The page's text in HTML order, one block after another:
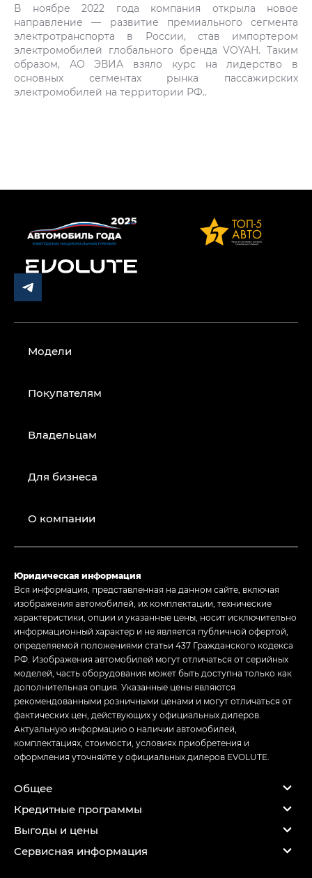
В ноябре 2022 года компания открыла новое
направление — развитие премиального сегмента
электротранспорта в России, став импортером
электромобилей глобального бренда VOYAH. Таким
образом, АО ЭВИА взяло курс на лидерство в
основных сегментах рынка пассажирских
электромобилей на территории РФ..
Модели
Покупателям
Владельцам
Для бизнеса
О компании
Юридическая информация
Вся информация, представленная на данном сайте, включая
изображения автомобилей, их комплектации, технические
характеристики, опции и указанные цены, носит исключительно
информационный характер и не является публичной офертой,
определяемой положениями статьи 437 Гражданского кодекса
РФ. Изображения автомобилей могут отличаться от серийных
моделей, часть оборудования может быть доступна только как
дополнительная опция. Указанные цены являются
рекомендованными розничными ценами и могут отличаться от
фактических цен, действующих у официальных дилеров.
Актуальную информацию о наличии автомобилей,
комплектациях, стоимости, условиях приобретения и
оформления уточняйте у официальных дилеров EVOLUTE.
Общее
Кредитные программы
Выгоды и цены
Сервисная информация